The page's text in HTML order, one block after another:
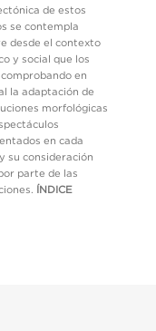
de estos
se contempla
desde el contexto
y social que los
en
la adaptación de
morfológicas
en cada
su consideración
parte de las
ÍNDICE